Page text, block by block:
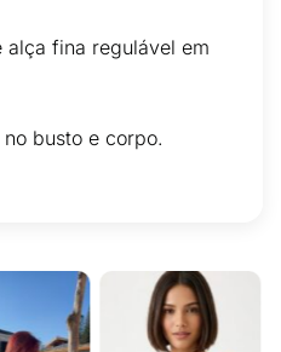
alça fina regulável em
busto e corpo.